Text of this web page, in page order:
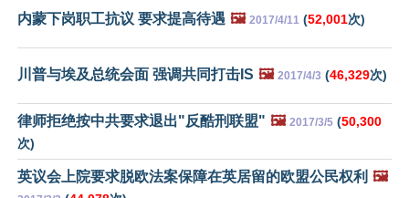
内蒙下岗职工抗议 要求提高待遇 🖼️ 2017/4/11 (52,001次)
川普与埃及总统会面 强调共同打击IS 🖼️ 2017/4/3 (46,329次)
律师拒绝按中共要求退出"反酷刑联盟" 🖼️ 2017/3/5 (50,300
次)
英议会上院要求脱欧法案保障在英居留的欧盟公民权利 🖼️